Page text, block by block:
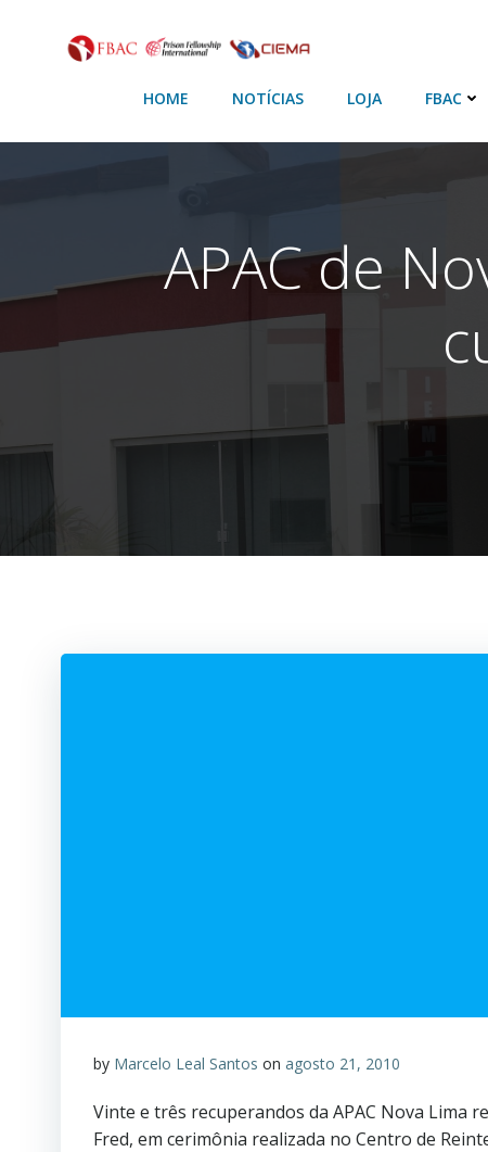
HOME NOTÍCIAS LOJA FBAC
APAC de
by Marcelo Leal Santos on agosto 21, 2010
Vinte e três recuperandos da APAC Nova Lima
Fred, em cerimônia realizada no Centro de